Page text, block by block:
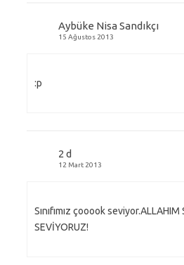
Aybüke Nisa Sandıkçı
15 Ağustos 2013
:p
2 d
12 Mart 2013
Sınıfımız çooook
SEVİYORUZ!